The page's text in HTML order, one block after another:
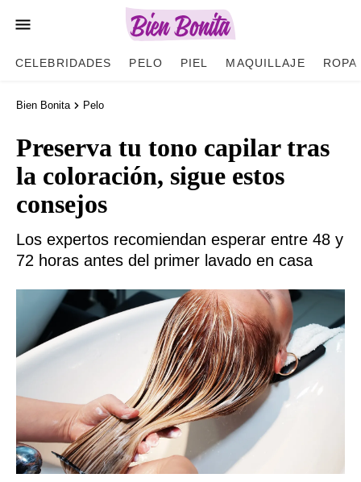
CELEBRIDADES PELO PIEL MAQUILLAJE ROPA
Bien Bonita Pelo
Preserva tu tono capilar tras
la coloración, sigue estos
consejos
Los expertos recomiendan esperar entre 48 y
72 horas antes del primer lavado en casa